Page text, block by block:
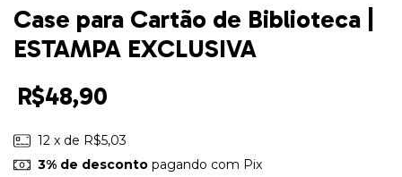
Case para Cartão de Biblioteca |
ESTAMPA EXCLUSIVA
R$48,90
12 x de R$5,03
3% de descontopagando com Pix